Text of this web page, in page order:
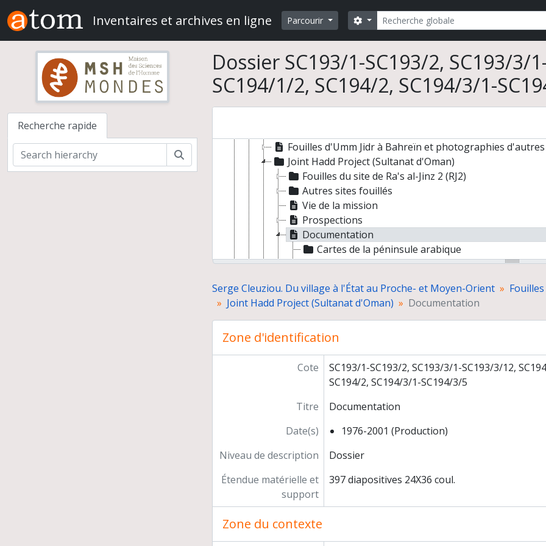
Skip to main content
Inventaires et archives en ligne Parcourir Rechercher
Search options
Recherche rapide
Rechercher
Dossier SC193/1-SC193/2, SC193/3/
SC194/1/2, SC194/2, SC194/3/1-
Direction de la fouille de tumuli de l'Age du Bronze à Umm
Co-direction du Joint Hadd Project (JHP), Sultanat d'Oman
Co-direction de la mission "Etude du peuplement pré- et
Participation au projet italo-russo-turkmène de
Co-direction de la mission archéologique sur le
Diathèque
Fouilles d'Umm Jidr à Bahreïn et photographies
Joint Hadd Project (Sultanat d'Oman)
Fouilles du site de Ra's al-Jinz 2 (RJ2)
Autres sites fouillés
Vie de la mission
Prospections
Documentation
Cartes de la péninsule arabique
Cartes de la province du Ja'alan (Sultanat
Collections de musée
Sites et vestiges comparatifs d'Iran, de l'Indus, de
Autres thèmes
Dossiers non identifiés
Prospections des sites de l'Age du Bronze au Yémen
Photographies numériques
Programmes de recherche
Congrès, séminaires, conférences
Participation à l'exposition "Ancient Rome and India" (Inde)
Relations scientifiques
Enseignement et formation
Activités d'expertise
Autres responsabilités
Serge Cleuziou. Du village à l'État au Proche- et Moyen-Orient
Joint Hadd Project (Sultanat d'Oman)
Documentation
Zone d'identification
Cote
SC193/1-SC193/2, SC193/3/1-SC193/3/12,
SC194/2, SC194/3/1-SC194/3/5
Titre
Documentation
Date(s)
1976-2001 (Production)
Niveau de description
Dossier
Étendue matérielle et
support
397 diapositives 24X36 coul.
Zone du contexte